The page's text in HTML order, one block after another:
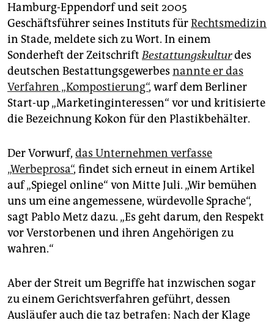
Hamburg-Eppendorf und seit 2005
Geschäftsführer seines Instituts fürRechtsmedizin
in Stade, meldete sich zu Wort. In einem
Sonderheft der ZeitschriftBestattungskulturdes
deutschen Bestattungsgewerbes nannte er das
Verfahren „Kompostierung“, warf dem Berliner
Start-up „Marketing­interessen“ vor und kritisierte
die Bezeichnung Kokon für den Plastikbehälter.
Der Vorwurf, das Unternehmen verfasse
„Werbeprosa“, findet sich erneut in einem Artikel
auf „Spiegel online“ von Mitte Juli. „Wir bemühen
uns um eine angemessene, würdevolle Sprache“,
sagt ­Pablo Metz dazu. „Es geht darum, den Respekt
vor Verstorbenen und ihren ­Angehörigen zu
wahren.“
Aber der Streit um Begriffe hat ­inzwischen sogar
zu einem Gerichtsverfahren geführt, dessen
Ausläufer auch die taz betrafen: Nach der Klage